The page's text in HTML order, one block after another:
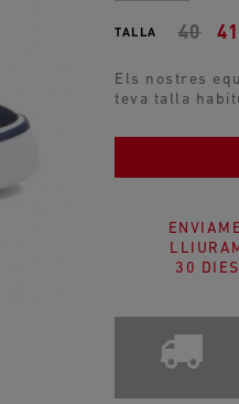
TALLA 40 41
Els nostres
teva talla
30